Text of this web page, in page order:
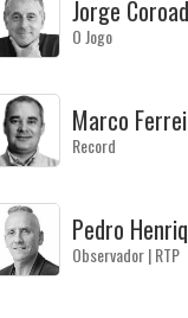
Jorge
O Jogo
Marco
Record
Pedro
Observador | RTP